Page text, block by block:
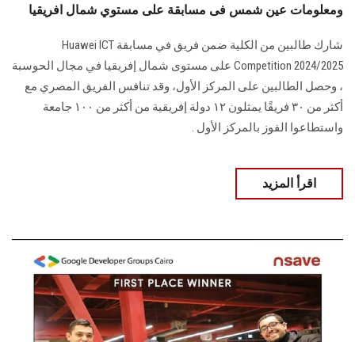
ومعلومات عين شمس فى مسابقة على مستوي شمال افريقيا
شارك طالبين من الكلية ضمن فريق في مسابقة Huawei ICT
Competition 2024/2025 على مستوى شمال إفريقيا في مجال الحوسبة
، وحصل الطالبين على المركز الأول، وقد تنافس الفريق المصري مع
أكثر من ٣٠ فريقًا يمثلون ١٢ دولة إفريقية من أكثر من ١٠٠ جامعة
واستطاعوا الفوز بالمركز الأول .
اقرأ المزيد